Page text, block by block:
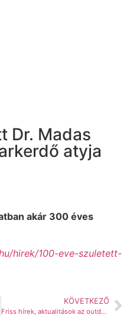
Dr. Madas
atyja
akár 300 éves
hirek/100-eve-szuletett-
KÖVETKEZŐ
Friss hírek, aktualitások az outdoor.maffia háza tájáról